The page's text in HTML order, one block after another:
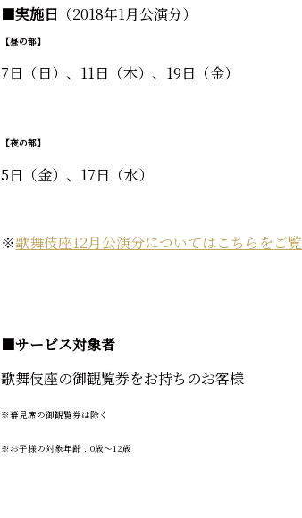
■実施日 （2018年1月公演分）
【昼の部】
7日（日）、11日（木）、19日（金）
【夜の部】
5日（金）、17日（水）
※歌舞伎座12月公演分についてはこちらをご覧
■サービス対象者
歌舞伎座の御観覧券をお持ちのお客様
※幕見席の御観覧券は除く
※お子様の対象年齢：0歳～12歳